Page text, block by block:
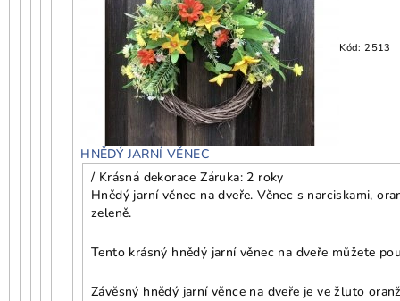
Kód: 2513
HNĚDÝ JARNÍ VĚNEC
/ Krásná dekoraceZáruka: 2 roky
Hnědý jarní věnec na dveře. Věnec s narciskami,
zeleně.
Tento krásný hnědý jarní věnec na dveře můžete
Závěsný hnědý jarní věnce na dveře je ve žluto